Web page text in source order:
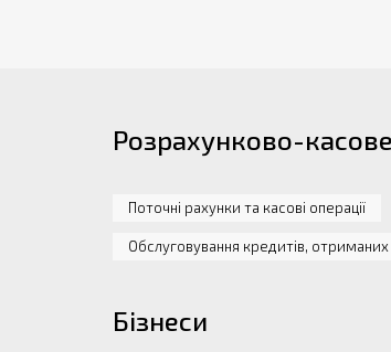
Розрахунково-
Поточні рахунки та касові операції
Обслуговування кредитів, отриманих
Бізнеси